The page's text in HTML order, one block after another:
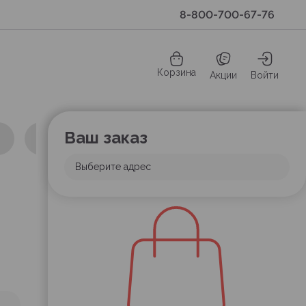
8-800-700-67-76
Корзина Акции Войти
Ваш заказ
Выберите адрес